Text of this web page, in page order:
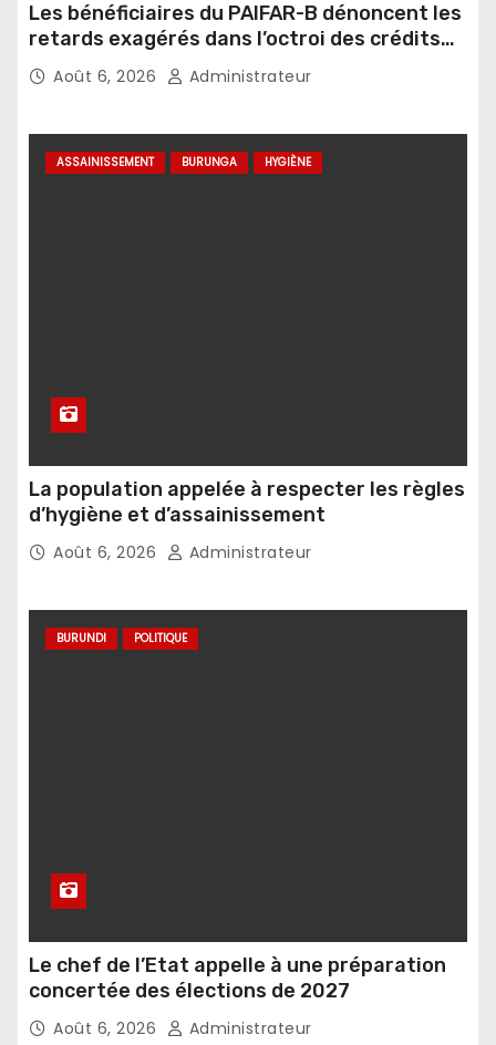
Les bénéficiaires du PAIFAR-B dénoncent les
retards exagérés dans l’octroi des crédits
agricoles
Août 6, 2026 Administrateur
ASSAINISSEMENT BURUNGA HYGIÈNE
La population appelée à respecter les règles
d’hygiène et d’assainissement
Août 6, 2026 Administrateur
BURUNDI POLITIQUE
Le chef de l’Etat appelle à une préparation
concertée des élections de 2027
Août 6, 2026 Administrateur